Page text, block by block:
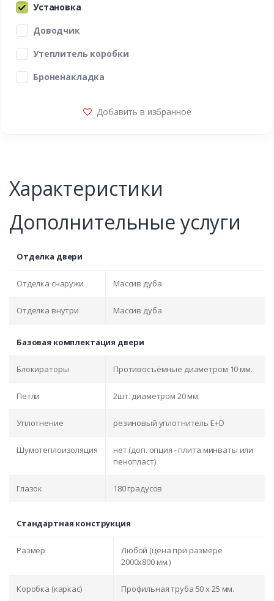
Установка
Доводчик
Утеплитель коробки
Броненакладка
Добавить в избранное
Характеристики
Дополнительные услуги
Отделка двери
Отделка снаружи Массив дуба
Отделка внутри Массив дуба
Базовая комплектация двери
Блокираторы Противосъёмные диаметром 10 мм.
Петли 2шт. диаметром 20 мм.
Уплотнение резиновый уплотнитель E+D
Шумотеплоизоляция
нет (доп. опция - плита минваты или
пенопласт)
Глазок 180 градусов
Стандартная конструкция
Размер
Любой (цена при размере
2000x800 мм.)
Коробка (каркас) Профильная труба 50 х 25 мм.